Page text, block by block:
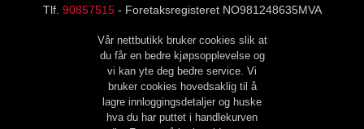
Tlf. 90857515- Foretaksregisteret NO981248635MVA
Vår nettbutikk bruker cookies slik at
du får en bedre kjøpsopplevelse og
vi kan yte deg bedre service. Vi
bruker cookies hovedsaklig til å
lagre innloggingsdetaljer og huske
hva du har puttet i handlekurven